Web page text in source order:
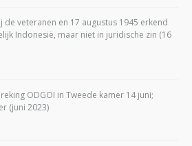
veteranen en 17 augustus 1945 erkend
Indonesië, maar niet in juridische zin (16
ODGOI in Tweede kamer 14 juni;
(juni 2023)